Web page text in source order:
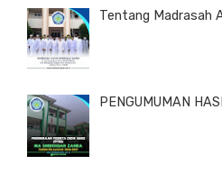
Tentang Madrasah
PENGUMUMAN